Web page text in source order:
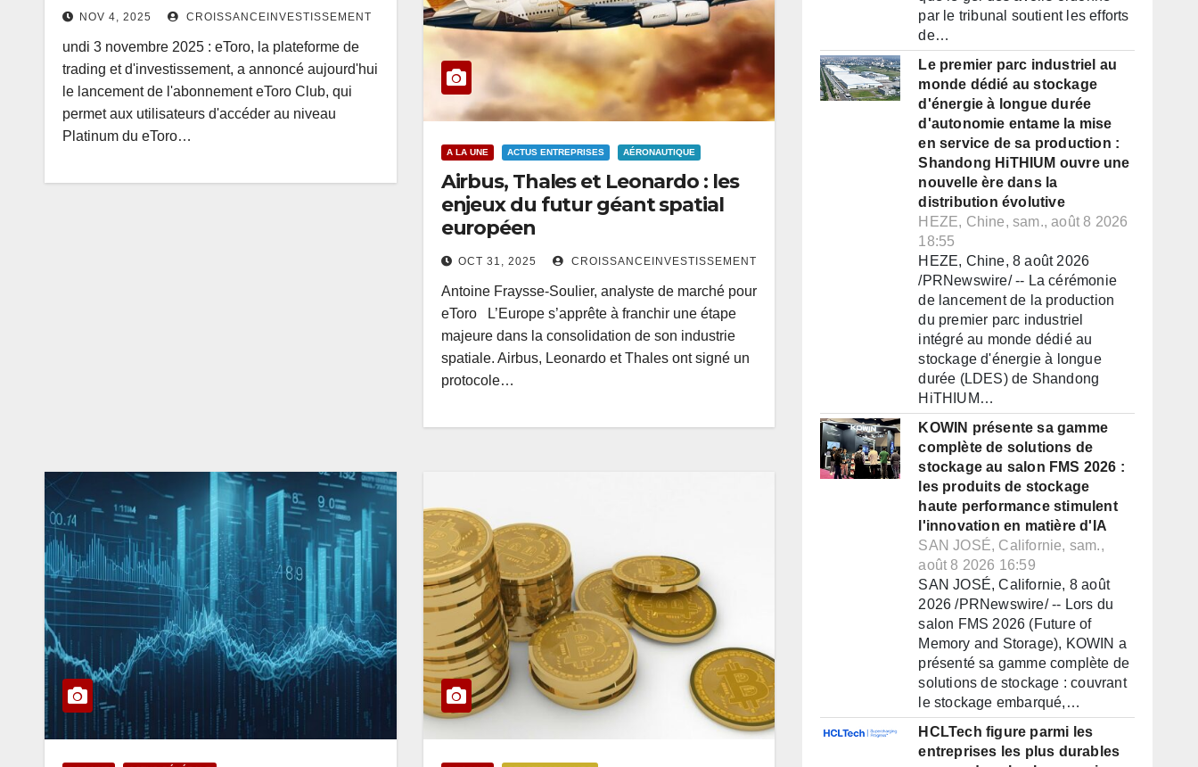
NOV 4, 2025 CROISSANCEINVESTISSEMENT
undi 3 novembre 2025 : eToro, la plateforme de
trading et d'investissement, a annoncé aujourd'hui
le lancement de l'abonnement eToro Club, qui
permet aux utilisateurs d'accéder au niveau
Platinum du eToro…
A LA UNE ACTUS ENTREPRISES AÉRONAUTIQUE
Airbus, Thales et Leonardo : les
enjeux du futur géant spatial
européen
OCT 31, 2025 CROISSANCEINVESTISSEMENT
Antoine Fraysse-Soulier, analyste de marché pour
eToro L’Europe s’apprête à franchir une étape
majeure dans la consolidation de son industrie
spatiale. Airbus, Leonardo et Thales ont signé un
protocole…
par le tribunal soutient les efforts
de…
Le premier parc industriel au
monde dédié au stockage
d'énergie à longue durée
d'autonomie entame la mise
en service de sa production :
Shandong HiTHIUM ouvre une
nouvelle ère dans la
distribution évolutive
HEZE, Chine, sam., août 8 2026
18:55
HEZE, Chine, 8 août 2026
/PRNewswire/ -- La cérémonie
de lancement de la production
du premier parc industriel
intégré au monde dédié au
stockage d'énergie à longue
durée (LDES) de Shandong
HiTHIUM…
KOWIN présente sa gamme
complète de solutions de
stockage au salon FMS 2026 :
les produits de stockage
haute performance stimulent
l'innovation en matière d'IA
SAN JOSÉ, Californie, sam.,
août 8 2026 16:59
SAN JOSÉ, Californie, 8 août
2026 /PRNewswire/ -- Lors du
salon FMS 2026 (Future of
Memory and Storage), KOWIN a
présenté sa gamme complète de
solutions de stockage : couvrant
le stockage embarqué,…
HCLTech figure parmi les
entreprises les plus durables